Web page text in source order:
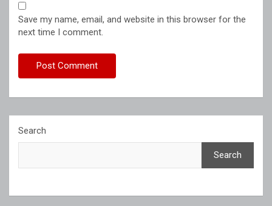
Save my name, email, and website in this browser for the
next time I comment.
Search
Search